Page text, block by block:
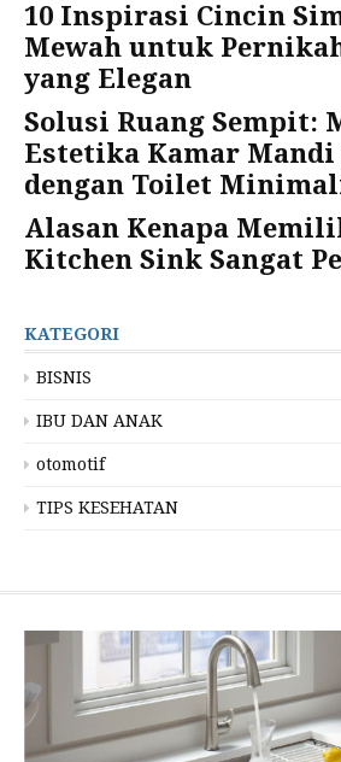
10 Inspirasi Cincin
Mewah untuk
yang Elegan
Solusi Ruang Sempit:
Estetika Kamar
dengan Toilet
Alasan Kenapa
Kitchen Sink Sangat
KATEGORI
BISNIS
IBU DAN ANAK
otomotif
TIPS KESEHATAN